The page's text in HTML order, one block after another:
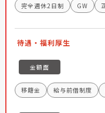
完全週休2日制 GW
待遇・福利厚生
金額面
移籍金 給与前借制度